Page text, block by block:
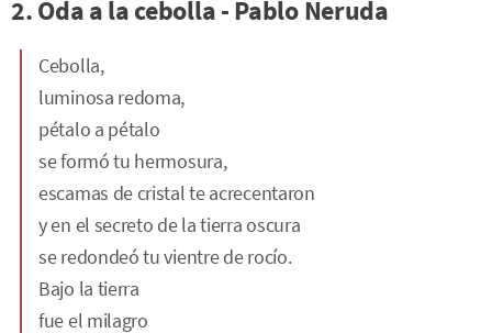
2. Oda a la cebolla - Pablo Neruda
Cebolla,
luminosa redoma,
pétalo a pétalo
se formó tu hermosura,
escamas de cristal te acrecentaron
y en el secreto de la tierra oscura
se redondeó tu vientre de rocío.
Bajo la tierra
fue el milagro